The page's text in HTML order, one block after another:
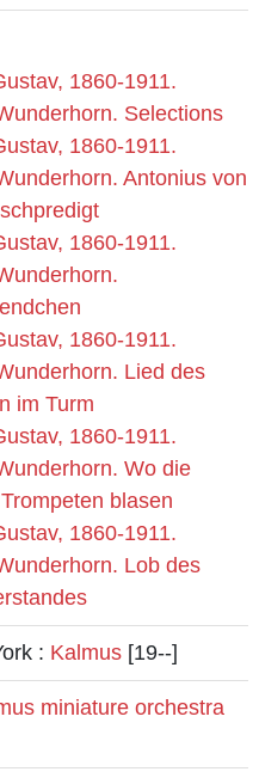
1860-1911.
Selections
1860-1911.
Antonius von
1860-1911.
1860-1911.
Lied des
im Turm
1860-1911.
Wo die
blasen
1860-1911.
Lob des
: Kalmus [19--]
miniature orchestra